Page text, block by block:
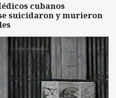
cubanos
suicidaron y murieron